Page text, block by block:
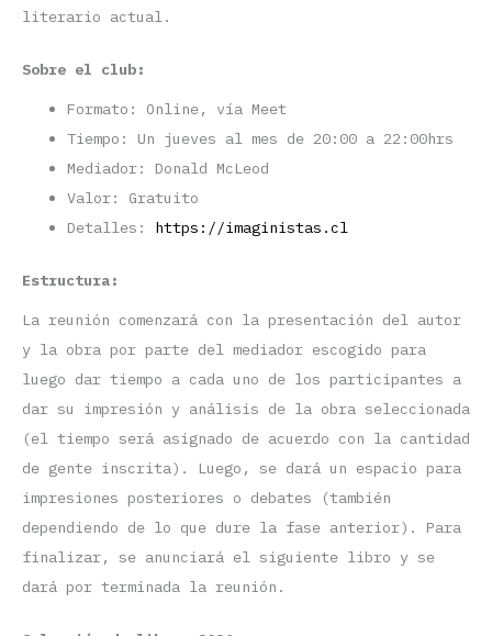
literario actual.
Sobre el club:
Formato: Online, vía Meet
Tiempo: Un jueves al mes de 20:00 a 22:00hrs
Mediador: Donald McLeod
Valor: Gratuito
Detalles: https://imaginistas.cl
Estructura:
La reunión comenzará con la presentación del autor
y la obra por parte del mediador escogido para
luego dar tiempo a cada uno de los participantes a
dar su impresión y análisis de la obra seleccionada
(el tiempo será asignado de acuerdo con la cantidad
de gente inscrita). Luego, se dará un espacio para
impresiones posteriores o debates (también
dependiendo de lo que dure la fase anterior). Para
finalizar, se anunciará el siguiente libro y se
dará por terminada la reunión.